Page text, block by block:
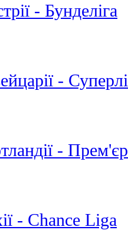
- Бунделіга
-
-
- Chance Liga